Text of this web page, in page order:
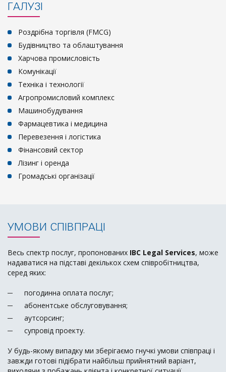
ГАЛУЗІ
Роздрібна торгівля (FMCG)
Будівництво та облаштування
Харчова промисловість
Комунікації
Техніка і технології
Агропромисловий комплекс
Машинобудування
Фармацевтика і медицина
Перевезення і логістика
Фінансовий сектор
Лізинг і оренда
Громадські організації
УМОВИ СПІВПРАЦІ
Весь спектр послуг, пропонованих IBC Legal Services, може
надаватися на підставі декількох схем співробітництва,
серед яких:
погодинна оплата послуг;
абонентське обслуговування;
аутсорсинг;
супровід проекту.
У будь-якому випадку ми зберігаємо гнучкі умови співпраці і
завжди готові підібрати найбільш прийнятний варіант,